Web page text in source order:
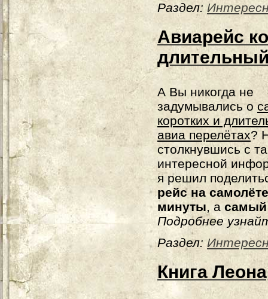
Раздел:
Авиарейс
А Вы никогда не
задумывались о
коротких и
авиа перелётах?
столкнувшись с
интересной
я решил
рейс на
минуты, а самый
Подробнее
Раздел:
Книга